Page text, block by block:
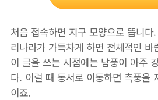
처음 접속하면 지구 모양으로 뜹니
리나라가 가득차게 하면 전체적인
이 글을 쓰는 시점에는 남풍이 아주
다. 이럴 때 동서로 이동하면 측풍을
이죠.